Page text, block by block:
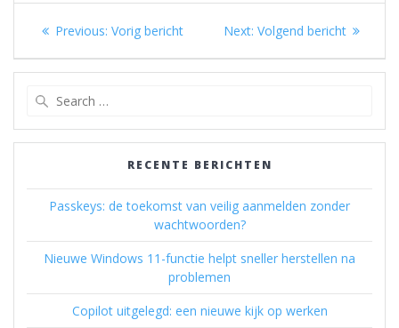
Berichtnavigatie
Previous: Previous
Vorig bericht Next: Next
Volgend bericht
RECENTE BERICHTEN
Passkeys: de toekomst van veilig aanmelden zonder
wachtwoorden?
Nieuwe Windows 11-functie helpt sneller herstellen na
problemen
Copilot uitgelegd: een nieuwe kijk op werken